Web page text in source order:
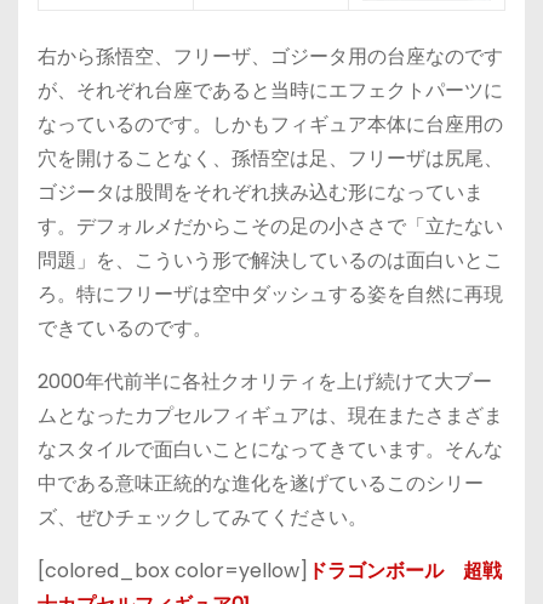
右から孫悟空、フリーザ、ゴジータ用の台座なのです
が、それぞれ台座であると当時にエフェクトパーツに
なっているのです。しかもフィギュア本体に台座用の
穴を開けることなく、孫悟空は足、フリーザは尻尾、
ゴジータは股間をそれぞれ挟み込む形になっていま
す。デフォルメだからこその足の小ささで「立たない
問題」を、こういう形で解決しているのは面白いとこ
ろ。特にフリーザは空中ダッシュする姿を自然に再現
できているのです。
2000年代前半に各社クオリティを上げ続けて大ブー
ムとなったカプセルフィギュアは、現在またさまざま
なスタイルで面白いことになってきています。そんな
中である意味正統的な進化を遂げているこのシリー
ズ、ぜひチェックしてみてください。
[colored_box color=yellow] ドラゴンボール 超戦